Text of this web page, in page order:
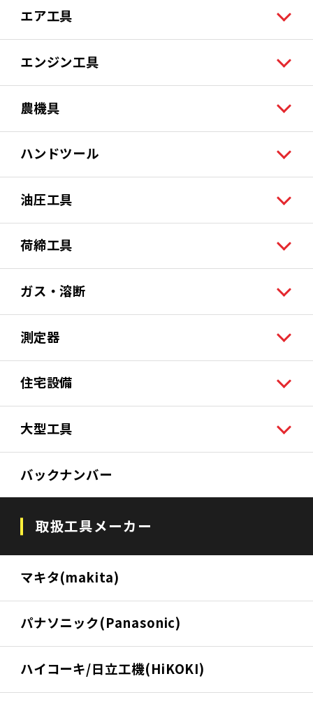
エア工具
エンジン工具
農機具
ハンドツール
油圧工具
荷締工具
ガス・溶断
測定器
住宅設備
大型工具
バックナンバー
取扱工具メーカー
マキタ(makita)
パナソニック(Panasonic)
ハイコーキ/日立工機(HiKOKI)